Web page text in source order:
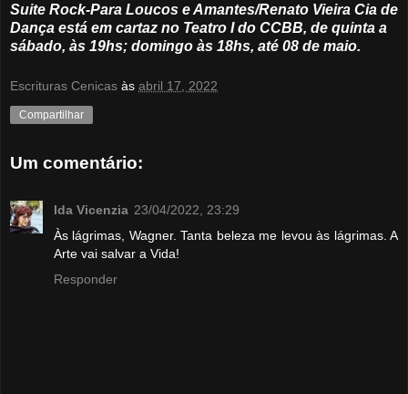
Suite Rock-Para Loucos e Amantes/Renato Vieira Cia de
Dança está em cartaz no Teatro I do CCBB, de quinta a
sábado, às 19hs; domingo às 18hs, até 08 de maio.
Escrituras Cenicas às abril 17, 2022
Compartilhar
Um comentário:
Ida Vicenzia 23/04/2022, 23:29
Às lágrimas, Wagner. Tanta beleza me levou às lágrimas. A
Arte vai salvar a Vida!
Responder